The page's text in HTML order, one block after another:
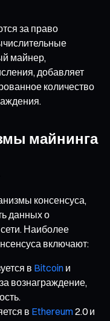
за право
майнер,
добавляет
количество
майнинга
консенсуса,
данных о
Наиболее
включают:
в Bitcoin и
вознаграждение,
в Ethereum2.0 и